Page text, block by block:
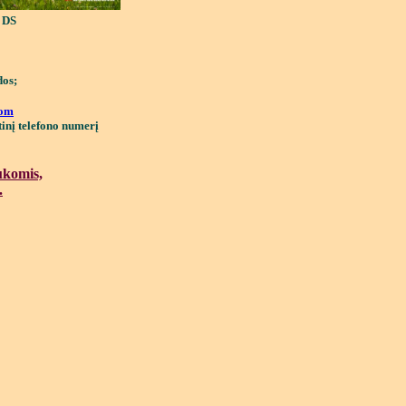
telefono numerį
.